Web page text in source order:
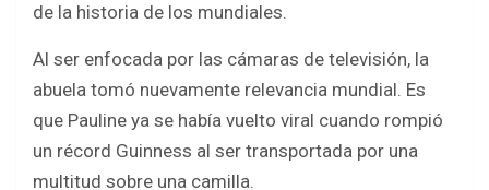
de la historia de los mundiales.
Al ser enfocada por las cámaras de televisión, la
abuela tomó nuevamente relevancia mundial. Es
que Pauline ya se había vuelto viral cuando rompió
un récord Guinness al ser transportada por una
multitud sobre una camilla.